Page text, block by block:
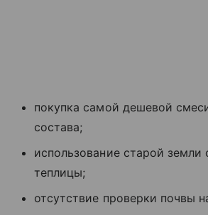
покупка самой дешевой
состава;
использование старой земли
теплицы;
отсутствие проверки почвы